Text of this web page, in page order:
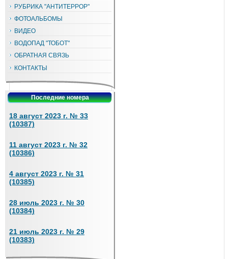
РУБРИКА "АНТИТЕРРОР"
ФОТОАЛЬБОМЫ
ВИДЕО
ВОДОПАД "ТОБОТ"
ОБРАТНАЯ СВЯЗЬ
КОНТАКТЫ
Последние номера
18 август 2023 г. № 33
(10387)
11 август 2023 г. № 32
(10386)
4 август 2023 г. № 31
(10385)
28 июль 2023 г. № 30
(10384)
21 июль 2023 г. № 29
(10383)